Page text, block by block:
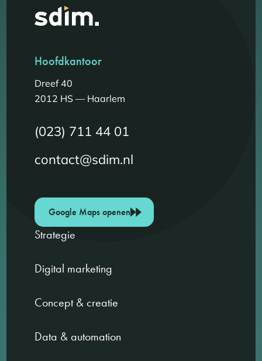
Hoofdkantoor
Dreef 40
2012 HS — Haarlem
(023) 711 44 01
contact@sdim.nl
Google Maps openen
Strategie
Digital marketing
Concept & creatie
Data & automation